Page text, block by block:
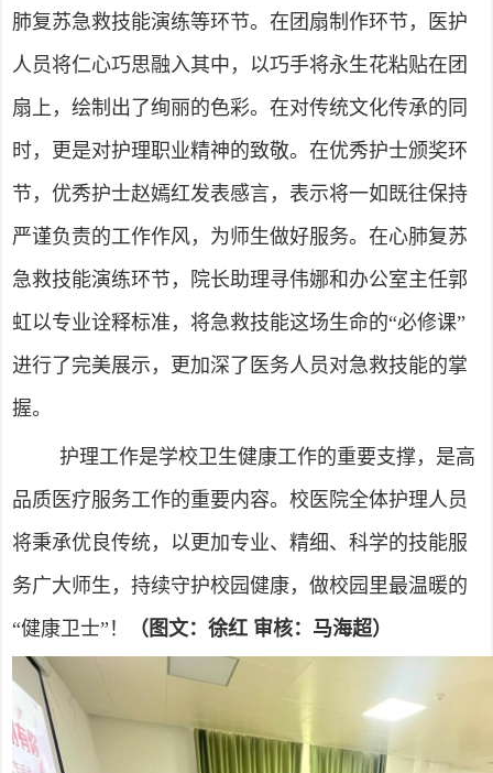
肺复苏急救技能演练等环节。在团扇制作环节，医护
人员将仁心巧思融入其中，以巧手将永生花粘贴在团
扇上，绘制出了绚丽的色彩。在对传统文化传承的同
时，更是对护理职业精神的致敬。在优秀护士颁奖环
节，优秀护士赵嫣红发表感言，表示将一如既往保持
严谨负责的工作作风，为师生做好服务。在心肺复苏
急救技能演练环节，院长助理寻伟娜和办公室主任郭
虹以专业诠释标准，将急救技能这场生命的“必修课”
进行了完美展示，更加深了医务人员对急救技能的掌
握。
护理工作是学校卫生健康工作的重要支撑，是高
品质医疗服务工作的重要内容。校医院全体护理人员
将秉承优良传统，以更加专业、精细、科学的技能服
务广大师生，持续守护校园健康，做校园里最温暖的
“健康卫士”！
（图文：徐红 审核：马海超）